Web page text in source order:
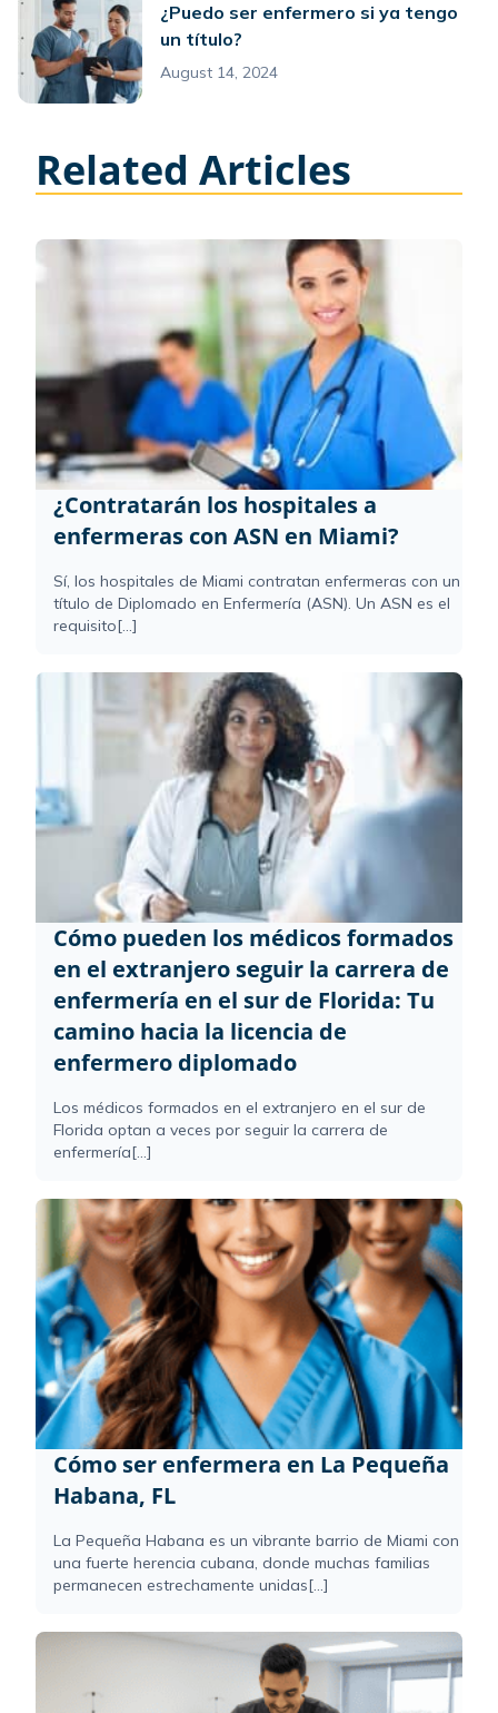
¿Puedo ser enfermero si ya tengo
un título?
August 14, 2024
Related Articles
¿Contratarán los hospitales a
enfermeras con ASN en Miami?
Sí, los hospitales de Miami contratan enfermeras con un
título de Diplomado en Enfermería (ASN). Un ASN es el
requisito[...]
Cómo pueden los médicos formados
en el extranjero seguir la carrera de
enfermería en el sur de Florida: Tu
camino hacia la licencia de
enfermero diplomado
Los médicos formados en el extranjero en el sur de
Florida optan a veces por seguir la carrera de
enfermería[...]
Cómo ser enfermera en La Pequeña
Habana, FL
La Pequeña Habana es un vibrante barrio de Miami con
una fuerte herencia cubana, donde muchas familias
permanecen estrechamente unidas[...]